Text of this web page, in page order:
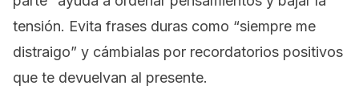
tensión. Evita frases duras como “siempre me
distraigo” y cámbialas por recordatorios positivos
que te devuelvan al presente.